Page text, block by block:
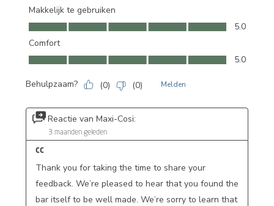
Makkelijk te gebruiken
Makkelijk te gebruiken, 5.0 van 5
5.0
Comfort
Comfort, 5.0 van 5
5.0
Behulpzaam? (0) (0) Melden
Reactie van Maxi-Cosi:
3 maanden geleden
CC
Thank you for taking the time to share your
feedback. We’re pleased to hear that you found the
bar itself to be well made. We’re sorry to learn that